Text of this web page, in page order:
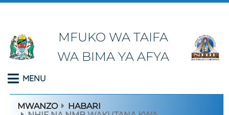
MFUKO WA TAIFA
WA BIMA YA AFYA
MENU
MWANZO
HABARI